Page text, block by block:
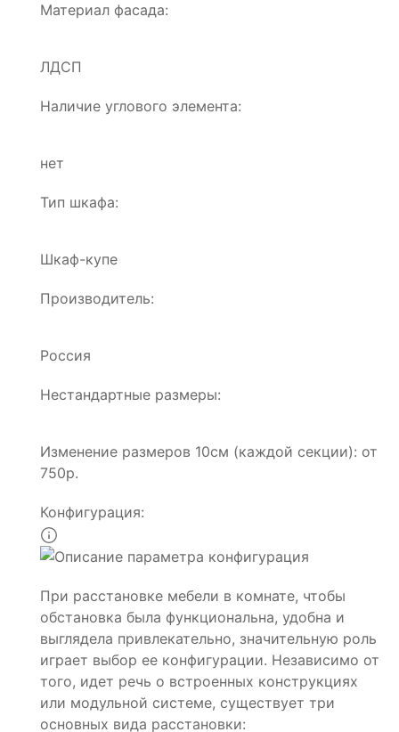
Материал фасада:
ЛДСП
Наличие углового элемента:
нет
Тип шкафа:
Шкаф-купе
Производитель:
Россия
Нестандартные размеры:
Изменение размеров 10см (каждой секции): от
750р.
Конфигурация:
При расстановке мебели в комнате, чтобы
обстановка была функциональна, удобна и
выглядела привлекательно, значительную роль
играет выбор ее конфигурации. Независимо от
того, идет речь о встроенных конструкциях
или модульной системе, существует три
основных вида расстановки: